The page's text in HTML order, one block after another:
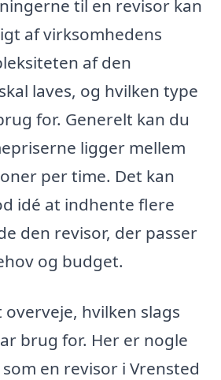
til en revisor kan
af virksomhedens
af den
laves, og hvilken type
for. Generelt kan du
ligger mellem
per time. Det kan
idé at indhente flere
den revisor, der passer
og budget.
hvilken slags
brug for. Her er nogle
en revisor i Vrensted